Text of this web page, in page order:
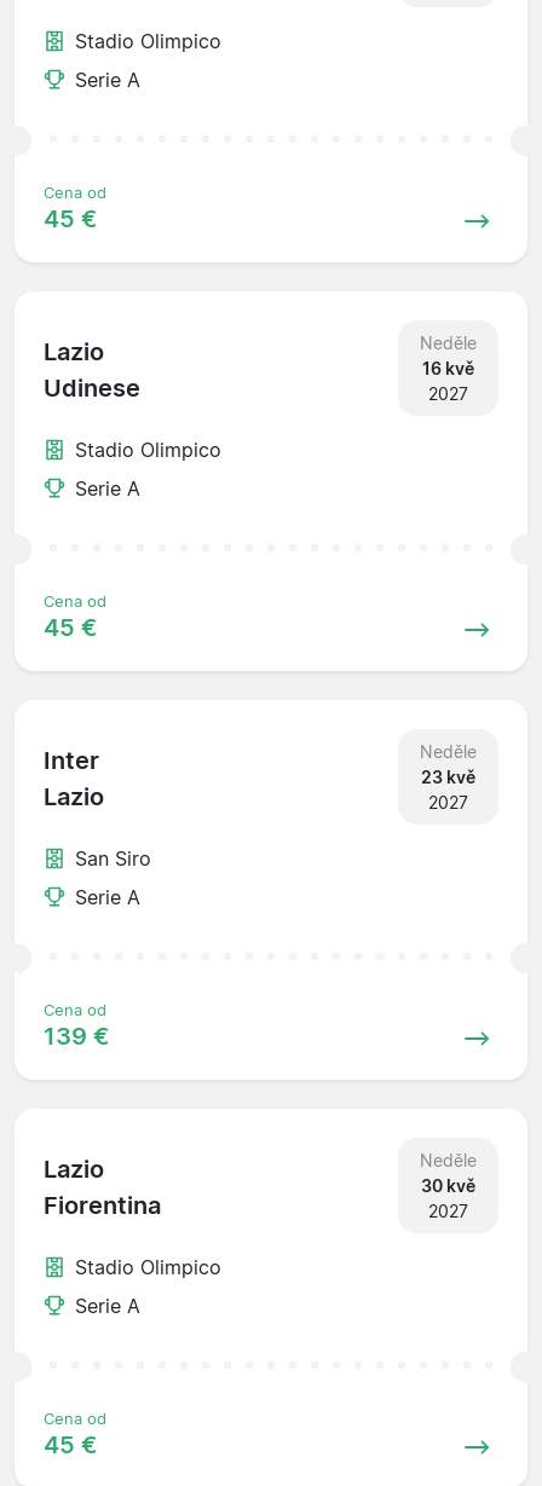
Stadio Olimpico
Serie A
Cena od
45 €
Lazio
Udinese
Neděle
16 kvě
2027
Stadio Olimpico
Serie A
Cena od
45 €
Inter
Lazio
Neděle
23 kvě
2027
San Siro
Serie A
Cena od
139 €
Lazio
Fiorentina
Neděle
30 kvě
2027
Stadio Olimpico
Serie A
Cena od
45 €